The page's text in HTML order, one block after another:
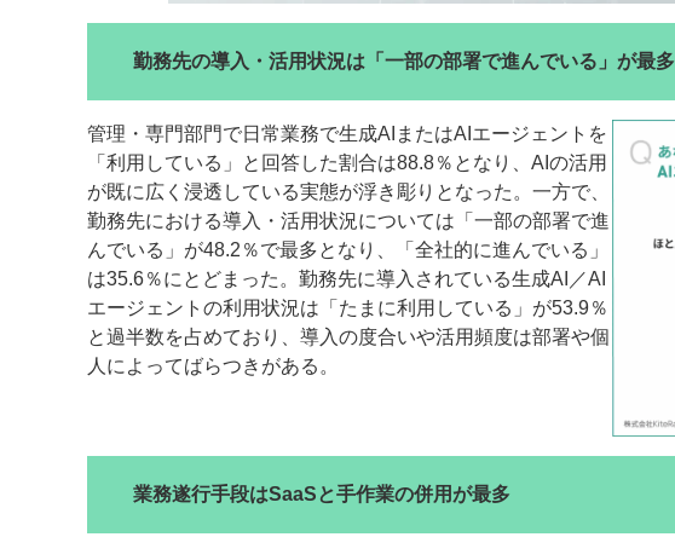
勤務先の導入・活用状況は「一部の部署で進んでいる」が最多
管理・専門部門で日常業務で生成AIまたはAIエージェントを
「利用している」と回答した割合は88.8％となり、AIの活用
が既に広く浸透している実態が浮き彫りとなった。一方で、
勤務先における導入・活用状況については「一部の部署で進
んでいる」が48.2％で最多となり、「全社的に進んでいる」
は35.6％にとどまった。勤務先に導入されている生成AI／AI
エージェントの利用状況は「たまに利用している」が53.9％
と過半数を占めており、導入の度合いや活用頻度は部署や個
人によってばらつきがある。
業務遂行手段はSaaSと手作業の併用が最多